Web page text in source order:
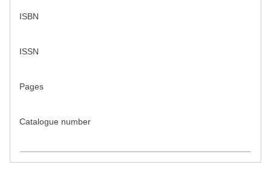
ISBN
ISSN
Pages
Catalogue number